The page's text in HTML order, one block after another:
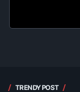
TRENDY POST